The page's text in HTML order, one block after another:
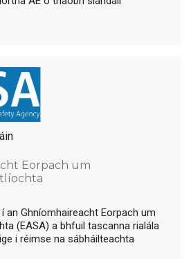
Eorpach um
an Ghníomhaireacht Eorpach um
(EASA) a bhfuil tascanna rialála
i réimse na sábháilteachta